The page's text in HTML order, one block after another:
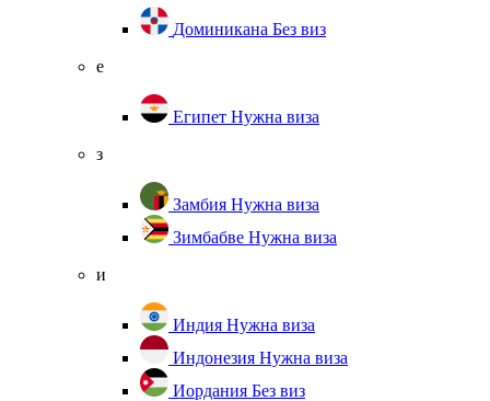
Доминикана Без виз
е
Египет Нужна виза
з
Замбия Нужна виза
Зимбабве Нужна виза
и
Индия Нужна виза
Индонезия Нужна виза
Иордания Без виз